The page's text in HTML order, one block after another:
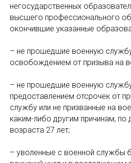
негосударственных
высшего профессионального
окончившие указанные
– не прошедшие военную
освобождением от призыва на
– не прошедшие военную
предоставлением отсрочек от
службу или не призванные на
каким-либо другим причинам, по
возраста 27 лет;
– уволенные с военной службы